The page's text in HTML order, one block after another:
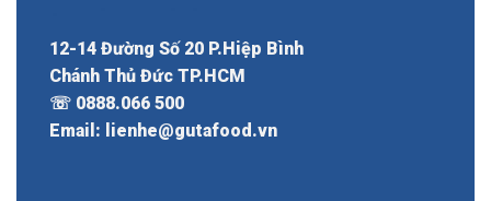
12-14 Đường Số 20 P.Hiệp Bình
Chánh Thủ Đức TP.HCM
☏ 0888.066 500
Email: lienhe@gutafood.vn